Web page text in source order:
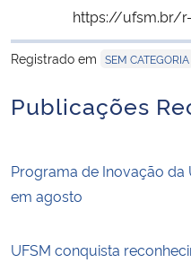
https://ufsm.br/
Registrado em SEM CATEGORIA
Publicações
Programa de Inovação da
em agosto
UFSM conquista